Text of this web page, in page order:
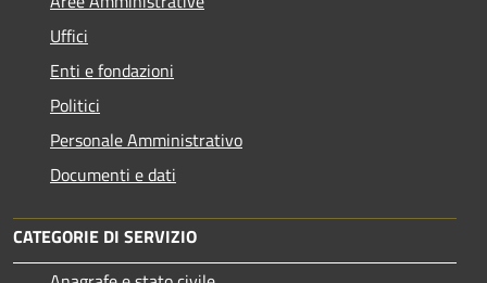
Uffici
Enti e fondazioni
Politici
Personale Amministrativo
Documenti e dati
CATEGORIE DI SERVIZIO